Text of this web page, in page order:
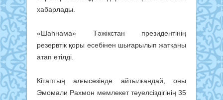
хабарлады.
«Шаһнама» Тәжікстан президентінің
резервтік қоры есебінен шығарылып жатқаны
атап өтілді.
Кітаптың алғысөзінде айтылғандай, оны
Эмомали Рахмон мемлекет тәуелсіздігінің 35